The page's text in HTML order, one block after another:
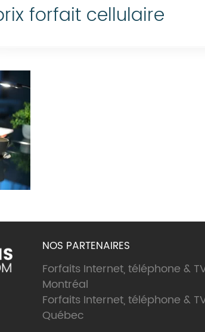
forfait cellulaire
NOS PARTENAIRES
Forfaits Internet, téléphone &
Montréal
Forfaits Internet, téléphone &
Québec